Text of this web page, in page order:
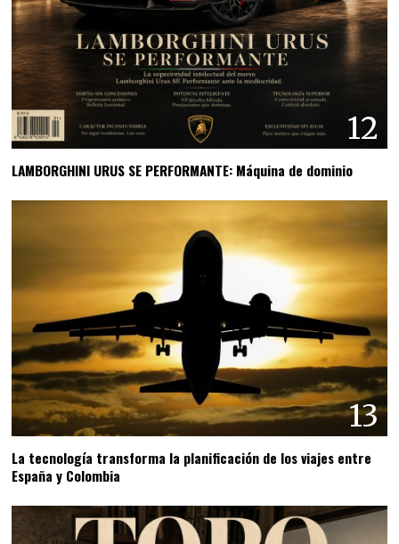
12
LAMBORGHINI URUS SE PERFORMANTE: Máquina de dominio
13
La tecnología transforma la planificación de los viajes entre
España y Colombia